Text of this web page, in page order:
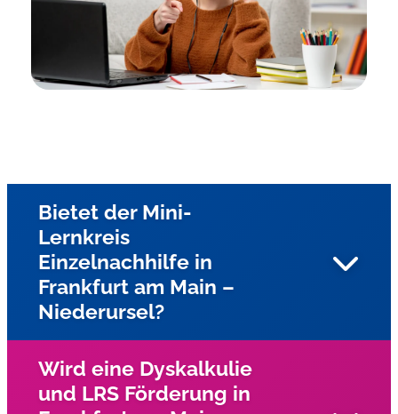
Bietet der Mini-
Lernkreis
Einzelnachhilfe in
Frankfurt am Main –
Niederursel?
Ja, gesamten Stadtgebiet von Frankfurt am Main und
Wird eine Dyskalkulie
und LRS Förderung in